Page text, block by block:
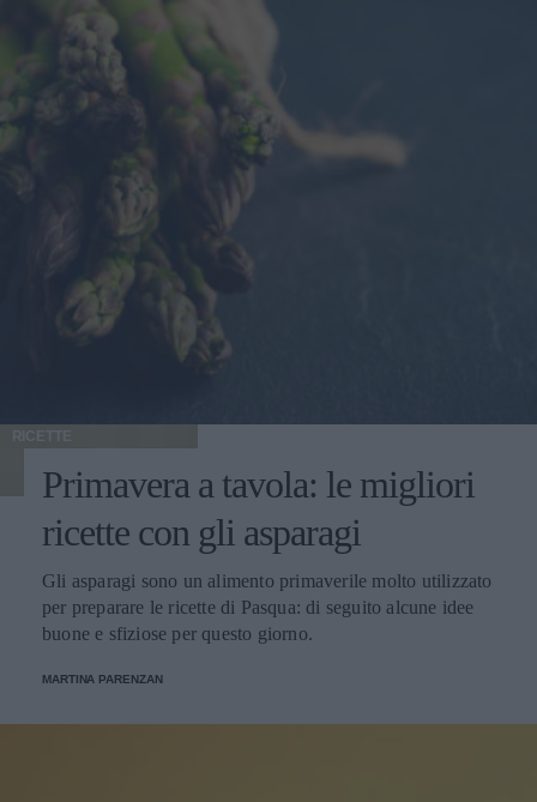
RICETTE
Primavera a tavola: le migliori
ricette con gli asparagi
Gli asparagi sono un alimento primaverile molto utilizzato
per preparare le ricette di Pasqua: di seguito alcune idee
buone e sfiziose per questo giorno.
MARTINA PARENZAN